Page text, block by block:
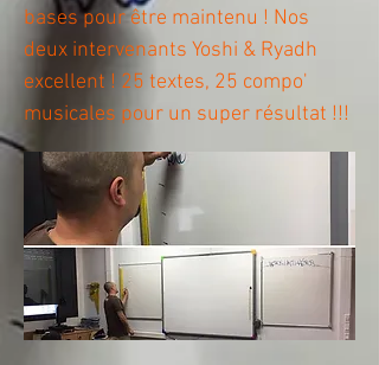
bases pour être maintenu ! Nos
deux intervenants Yoshi & Ryadh
excellent ! 25 textes, 25 compo'
musicales pour un super résultat !!!